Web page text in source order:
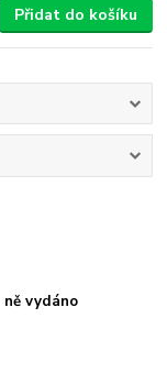
Přidat do košíku
ně vydáno